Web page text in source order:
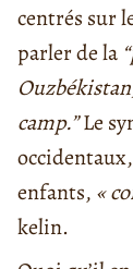
centrés sur
parler de la
camp.”Le
enfants, «
kelin.